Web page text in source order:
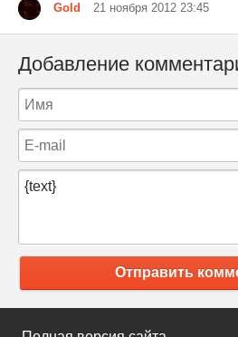
Gold 21 ноября 2012 23:45
Добавление
Отправить